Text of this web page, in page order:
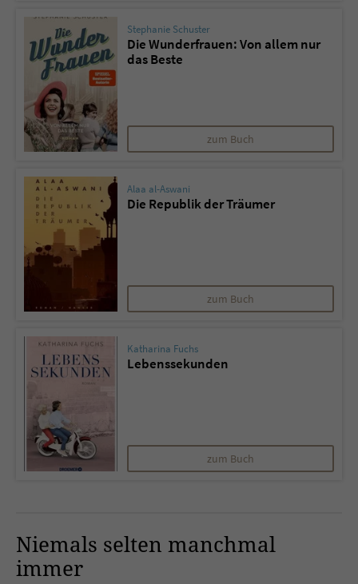
Stephanie Schuster
Die Wunderfrauen: Von allem nur
das Beste
zum Buch
Alaa al-Aswani
Die Republik der Träumer
zum Buch
Katharina Fuchs
Lebenssekunden
zum Buch
Niemals selten manchmal
immer